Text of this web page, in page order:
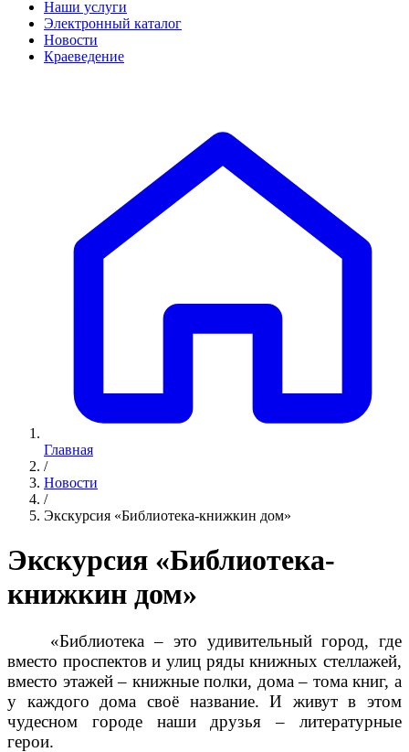
Наши услуги
Электронный каталог
Новости
Краеведение
Главная
/
Новости
/
Экскурсия «Библиотека-книжкин дом»
Экскурсия «Библиотека-
книжкин дом»
«Библиотека – это удивительный город, где
вместо проспектов и улиц ряды книжных стеллажей,
вместо этажей – книжные полки, дома – тома книг, а
у каждого дома своё название. И живут в этом
чудесном городе наши друзья – литературные
герои.